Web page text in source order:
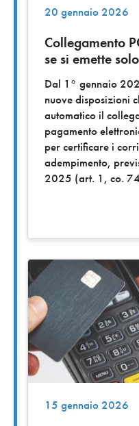
20 gennaio 2026
Collegamento
se si emette
Dal 1° gennaio
nuove disposizioni
automatico il
pagamento
per certificare i
adempimento,
2025 (art. 1, co.
15 gennaio 2026